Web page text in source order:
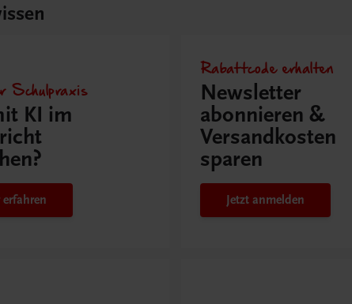
Schulpraxis
KI im
erfahren
Rabattcode erhalten
Newsletter
abonnieren &
Versandkosten
sparen
Jetzt anmelden